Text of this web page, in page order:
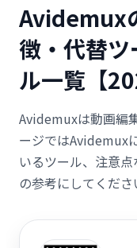
Avidemux
徴・代替
ル一覧【
Avidemuxは動画編
ージではAvidemux
いるツール、注意
の参考にしてくださ